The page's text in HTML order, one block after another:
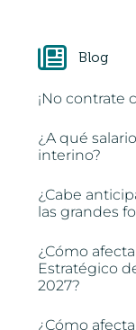
Blog
¡No contrate
¿A qué
interino?
¿Cabe
las grandes
¿Cómo
Estratégico
2027?
¿Cómo